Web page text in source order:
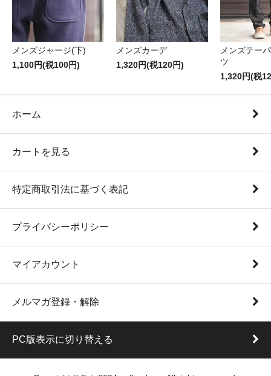
メンズジャージ(下)
1,100円(税100円)
メンズカーデ
1,320円(税120円)
メンズテー
ツ
1,320円(税
ホーム
カートを見る
特定商取引法に基づく表記
プライバシーポリシー
マイアカウント
メルマガ登録・解除
PC版表示に切り替える